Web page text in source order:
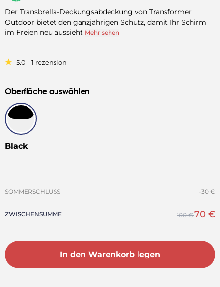
Der Transbrella-Deckungsabdeckung von Transformer
Outdoor bietet den ganzjährigen Schutz, damit Ihr Schirm
im Freien neu aussieht Mehr sehen
5.0
Mit
Sternen
bewertet
1 rezension
Klicken
zu
den
Rezensionen
zu
scrollen
Oberfläche auswählen
Black
SOMMERSCHLUSS -30 €
ZWISCHENSUMME 100 €70 €
In den Warenkorb legen